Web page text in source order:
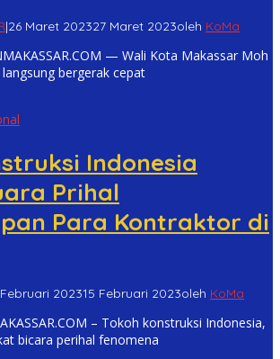
|26 Maret 202327 Maret 2023oleh KoMa
— Wali Kota Makassar Moh
bergerak cepat
Indonesia
Prihal
Para Kontraktor di
202315 Februari 2023oleh KoMa
– Tokoh konstruksi Indonesia,
bicara perihal fenomena